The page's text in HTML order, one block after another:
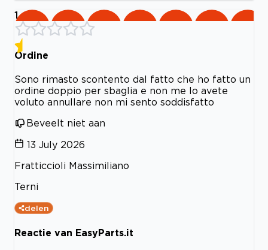
1
Ordine
Sono rimasto scontento dal fatto che ho fatto un
ordine doppio per sbaglia e non me lo avete
voluto annullare non mi sento soddisfatto
Beveelt niet aan
13 July 2026
Fratticcioli Massimiliano
Terni
delen
Reactie van EasyParts.it